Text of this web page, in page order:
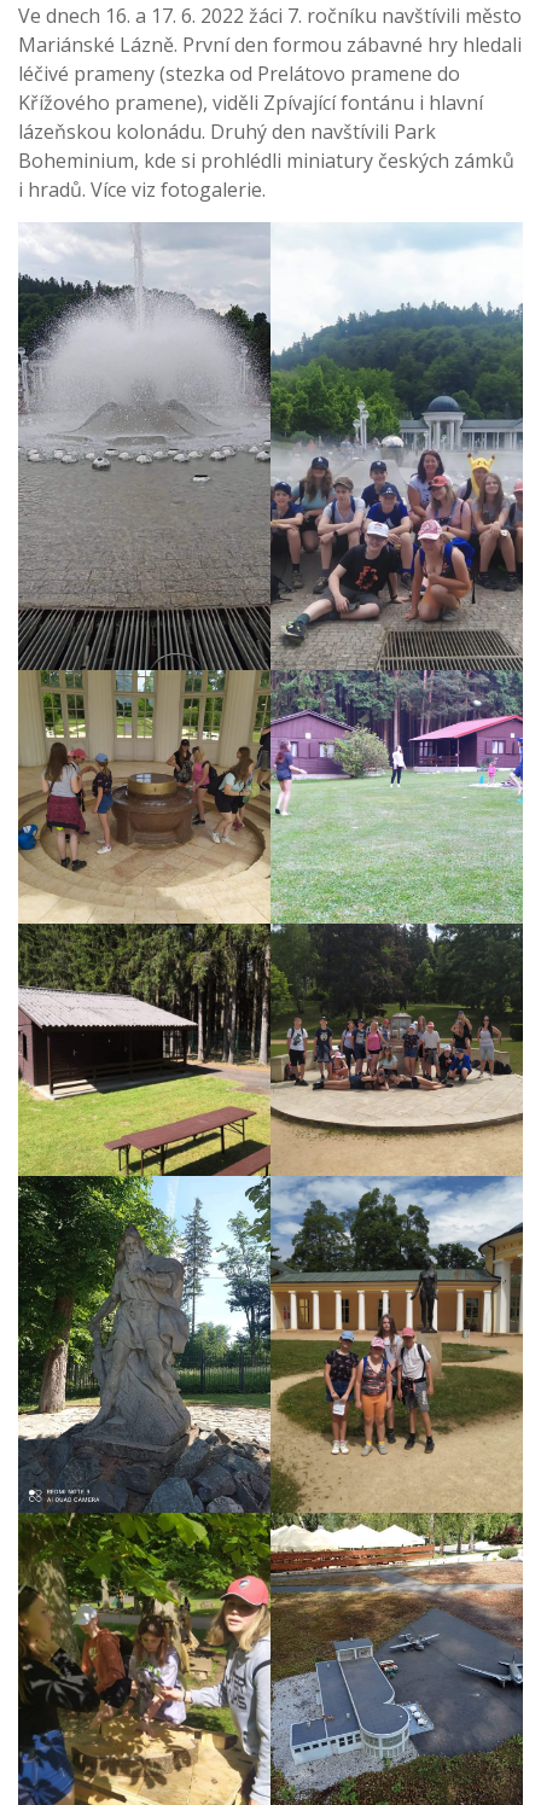
Ve dnech 16. a 17. 6. 2022 žáci 7. ročníku navštívili město
Mariánské Lázně. První den formou zábavné hry hledali
léčivé prameny (stezka od Prelátovo pramene do
Křížového pramene), viděli Zpívající fontánu i hlavní
lázeňskou kolonádu. Druhý den navštívili Park
Boheminium, kde si prohlédli miniatury českých zámků
i hradů. Více viz fotogalerie.